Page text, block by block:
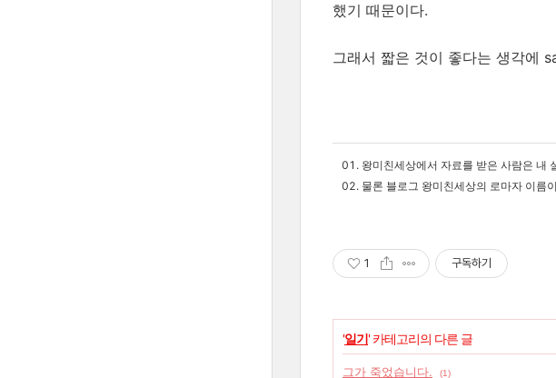
했기 때문이다.
그래서 짧은 것이 좋다는 생각에
왕미친세상에서 자료를 받은 사람은 내
물론 블로그 왕미친세상의 로마자 이름
1 구독하기
'일기' 카테고리의 다른 글
그가 죽었습니다. (1)